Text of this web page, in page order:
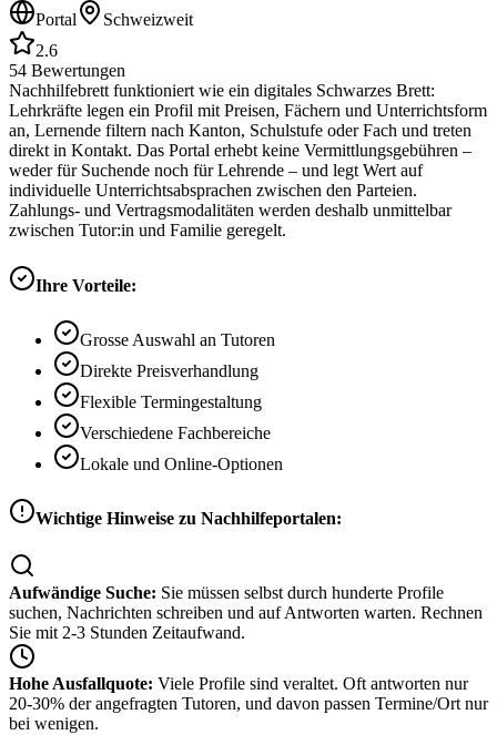
Portal
Schweizweit
2.6
54 Bewertungen
Nachhilfebrett funktioniert wie ein digitales Schwarzes Brett:
Lehrkräfte legen ein Profil mit Preisen, Fächern und Unterrichtsform
an, Lernende filtern nach Kanton, Schulstufe oder Fach und treten
direkt in Kontakt. Das Portal erhebt keine Vermittlungsgebühren –
weder für Suchende noch für Lehrende – und legt Wert auf
individuelle Unterrichtsabsprachen zwischen den Parteien.
Zahlungs- und Vertragsmodalitäten werden deshalb unmittelbar
zwischen Tutor:in und Familie geregelt.
Ihre Vorteile:
Grosse Auswahl an Tutoren
Direkte Preisverhandlung
Flexible Termingestaltung
Verschiedene Fachbereiche
Lokale und Online-Optionen
Wichtige Hinweise zu Nachhilfeportalen:
Aufwändige Suche: Sie müssen selbst durch hunderte Profile
suchen, Nachrichten schreiben und auf Antworten warten. Rechnen
Sie mit 2-3 Stunden Zeitaufwand.
Hohe Ausfallquote: Viele Profile sind veraltet. Oft antworten nur
20-30% der angefragten Tutoren, und davon passen Termine/Ort nur
bei wenigen.